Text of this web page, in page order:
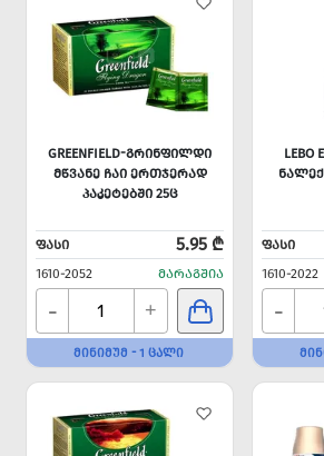
GREENFIELD-ᲒᲠᲘᲜᲤᲘᲚᲓᲘ
ᲛᲬᲕᲐᲜᲔ ᲩᲐᲘ ᲔᲠᲗᲯᲔᲠᲐᲓ
ᲞᲐᲙᲔᲢᲔᲑᲨᲘ 25Ც
ᲤᲐᲡᲘ 5.95 ₾
1610-2052 ᲛᲐᲠᲐᲒᲨᲘᲐ
- +
ᲛᲘᲜᲘᲛᲣᲛ - 1 ᲪᲐᲚᲘ
LEBO
ᲤᲐᲡᲘ
1610-2022
-